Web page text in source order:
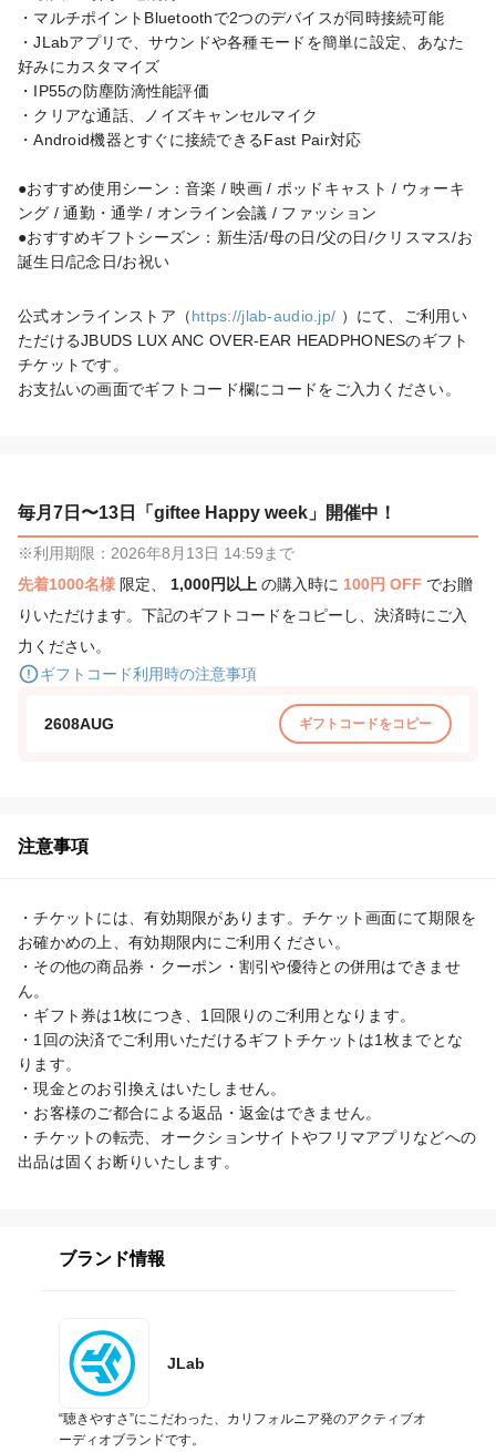
・マルチポイントBluetoothで2つのデバイスが同時接続可能
・JLabアプリで、サウンドや各種モードを簡単に設定、あなた
好みにカスタマイズ
・IP55の防塵防滴性能評価
・クリアな通話、ノイズキャンセルマイク
・Android機器とすぐに接続できるFast Pair対応
●おすすめ使用シーン：音楽 / 映画 / ポッドキャスト / ウォーキ
ング / 通勤・通学 / オンライン会議 / ファッション
●おすすめギフトシーズン：新生活/母の日/父の日/クリスマス/お
誕生日/記念日/お祝い
公式オンラインストア（https://jlab-audio.jp/ ）にて、ご利用い
ただけるJBUDS LUX ANC OVER-EAR HEADPHONESのギフト
チケットです。
お支払いの画面でギフトコード欄にコードをご入力ください。
毎月7日〜13日「giftee Happy week」開催中！
※利用期限：2026年8月13日 14:59まで
先着1000名様 限定、 1,000円以上 の購入時に 100円 OFF でお贈
りいただけます。下記のギフトコードをコピーし、決済時にご入
力ください。
ギフトコード利用時の注意事項
2608AUG ギフトコードをコピー
注意事項
・チケットには、有効期限があります。チケット画面にて期限を
お確かめの上、有効期限内にご利用ください。
・その他の商品券・クーポン・割引や優待との併用はできませ
ん。
・ギフト券は1枚につき、1回限りのご利用となります。
・1回の決済でご利用いただけるギフトチケットは1枚までとな
ります。
・現金とのお引換えはいたしません。
・お客様のご都合による返品・返金はできません。
・チケットの転売、オークションサイトやフリマアプリなどへの
出品は固くお断りいたします。
ブランド情報
JLab
“聴きやすさ”にこだわった、カリフォルニア発のアクティブオ
ーディオブランドです。